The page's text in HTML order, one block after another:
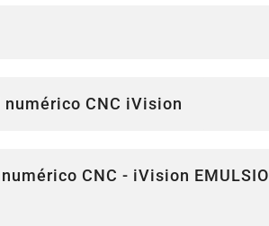
CNC iVision
CNC - iVision EMULSIO